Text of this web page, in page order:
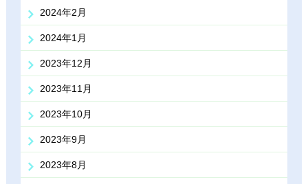
2024年2月
2024年1月
2023年12月
2023年11月
2023年10月
2023年9月
2023年8月